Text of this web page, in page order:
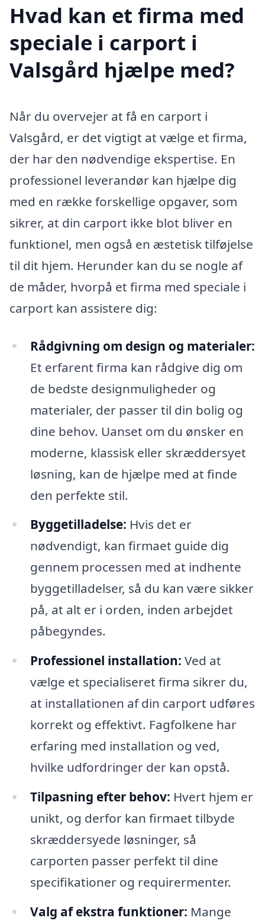
Hvad kan et firma med
speciale i carport i
Valsgård hjælpe med?
Når du overvejer at få en carport i
Valsgård, er det vigtigt at vælge et firma,
der har den nødvendige ekspertise. En
professionel leverandør kan hjælpe dig
med en række forskellige opgaver, som
sikrer, at din carport ikke blot bliver en
funktionel, men også en æstetisk tilføjelse
til dit hjem. Herunder kan du se nogle af
de måder, hvorpå et firma med speciale i
carport kan assistere dig:
Rådgivning om design og materialer:
Et erfarent firma kan rådgive dig om
de bedste designmuligheder og
materialer, der passer til din bolig og
dine behov. Uanset om du ønsker en
moderne, klassisk eller skræddersyet
løsning, kan de hjælpe med at finde
den perfekte stil.
Byggetilladelse: Hvis det er
nødvendigt, kan firmaet guide dig
gennem processen med at indhente
byggetilladelser, så du kan være sikker
på, at alt er i orden, inden arbejdet
påbegyndes.
Professionel installation: Ved at
vælge et specialiseret firma sikrer du,
at installationen af din carport udføres
korrekt og effektivt. Fagfolkene har
erfaring med installation og ved,
hvilke udfordringer der kan opstå.
Tilpasning efter behov: Hvert hjem er
unikt, og derfor kan firmaet tilbyde
skræddersyede løsninger, så
carporten passer perfekt til dine
specifikationer og requirermenter.
Valg af ekstra funktioner: Mange